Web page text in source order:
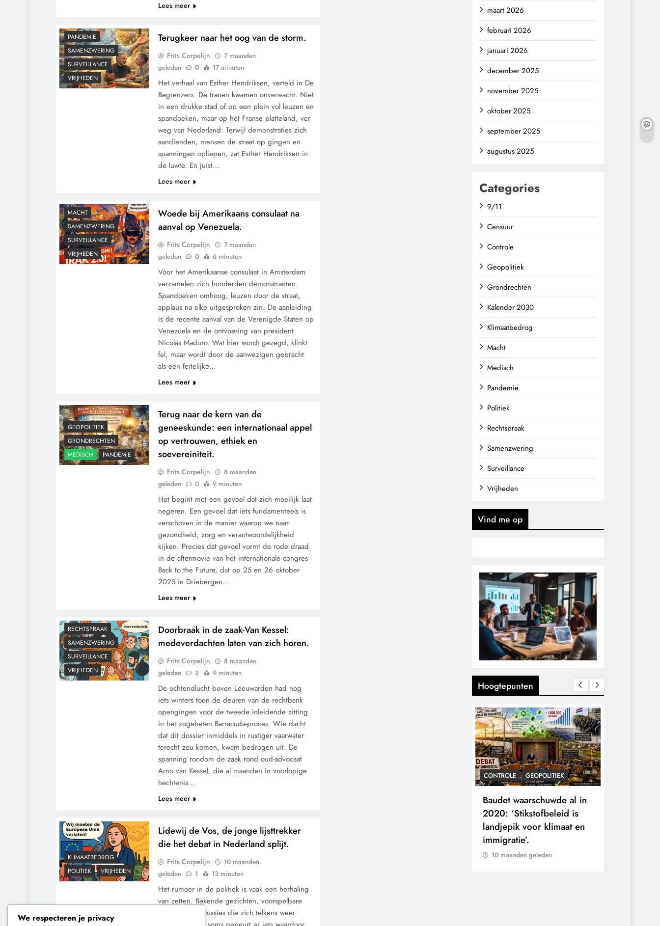
Lees meer
PANDEMIE
SAMENZWERING
SURVEILLANCE
VRIJHEDEN
Terugkeer naar het oog van de storm.
Frits Corpelijn
7 maanden
geleden
0 17 minuten
Het verhaal van Esther Hendriksen, verteld in De
Begrenzers. De tranen kwamen onverwacht. Niet
in een drukke stad of op een plein vol leuzen en
spandoeken, maar op het Franse platteland, ver
weg van Nederland. Terwijl demonstraties zich
aandienden, mensen de straat op gingen en
spanningen opliepen, zat Esther Hendriksen in
de luwte. En juist…
Lees meer
MACHT
SAMENZWERING
SURVEILLANCE
VRIJHEDEN
Woede bij Amerikaans consulaat na
aanval op Venezuela.
Frits Corpelijn
7 maanden
geleden
0 6 minuten
Voor het Amerikaanse consulaat in Amsterdam
verzamelen zich honderden demonstranten.
Spandoeken omhoog, leuzen door de straat,
applaus na elke uitgesproken zin. De aanleiding
is de recente aanval van de Verenigde Staten op
Venezuela en de ontvoering van president
Nicolás Maduro. Wat hier wordt gezegd, klinkt
fel, maar wordt door de aanwezigen gebracht
als een feitelijke…
Lees meer
GEOPOLITIEK
GRONDRECHTEN
MEDISCH
PANDEMIE
Terug naar de kern van de
geneeskunde: een internationaal appel
op vertrouwen, ethiek en
soevereiniteit.
Frits Corpelijn
8 maanden
geleden
0 9 minuten
Het begint met een gevoel dat zich moeilijk laat
negeren. Een gevoel dat iets fundamenteels is
verschoven in de manier waarop we naar
gezondheid, zorg en verantwoordelijkheid
kijken. Precies dat gevoel vormt de rode draad
in de aftermovie van het internationale congres
Back to the Future, dat op 25 en 26 oktober
2025 in Driebergen…
Lees meer
RECHTSPRAAK
SAMENZWERING
SURVEILLANCE
VRIJHEDEN
Doorbraak in de zaak-Van Kessel:
medeverdachten laten van zich horen.
Frits Corpelijn
8 maanden
geleden
2 9 minuten
De ochtendlucht boven Leeuwarden had nog
iets winters toen de deuren van de rechtbank
opengingen voor de tweede inleidende zitting
in het zogeheten Barracuda-proces. Wie dacht
dat dit dossier inmiddels in rustiger vaarwater
terecht zou komen, kwam bedrogen uit. De
spanning rondom de zaak rond oud-advocaat
Arno van Kessel, die al maanden in voorlopige
hechtenis…
Lees meer
KLIMAATBEDROG
POLITIEK
VRIJHEDEN
Lidewij de Vos, de jonge lijsttrekker
die het debat in Nederland splijt.
Frits Corpelijn
10 maanden
geleden
1 13 minuten
Het rumoer in de politiek is vaak een herhaling
van zetten. Bekende gezichten, voorspelbare
slogans en discussies die zich telkens weer
maart 2026
februari 2026
januari 2026
december 2025
november 2025
oktober 2025
september 2025
augustus 2025
Categories
9/11
Censuur
Controle
Geopolitiek
Grondrechten
Kalender 2030
Klimaatbedrog
Macht
Medisch
Pandemie
Politiek
Rechtspraak
Samenzwering
Surveillance
Vrijheden
Vind me op
Hoogtepunten
CONTROLE GEOPOLITIEK
Baudet waarschuwde al in
2020: ‘Stikstofbeleid is
landjepik voor klimaat en
immigratie’.
10 maanden geleden
We respecteren je privacy